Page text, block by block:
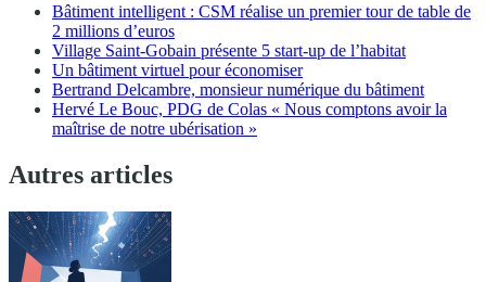
Bâtiment intelligent : CSM réalise un premier tour de table de
2 millions d’euros
Village Saint-Gobain présente 5 start-up de l’habitat
Un bâtiment virtuel pour économiser
Bertrand Delcambre, monsieur numérique du bâtiment
Hervé Le Bouc, PDG de Colas « Nous comptons avoir la
maîtrise de notre ubérisation »
Autres articles